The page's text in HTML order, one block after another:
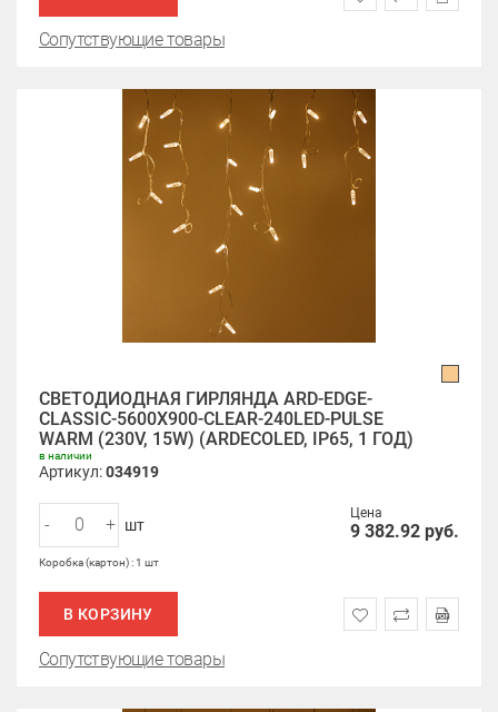
Сопутствующие товары
СВЕТОДИОДНАЯ ГИРЛЯНДА ARD-EDGE-
CLASSIC-5600X900-CLEAR-240LED-PULSE
WARM (230V, 15W) (ARDECOLED, IP65, 1 ГОД)
в наличии
Артикул:034919
Цена
9 382.92 руб.
- + шт
Коробка (картон) : 1 шт
В КОРЗИНУ
Сопутствующие товары